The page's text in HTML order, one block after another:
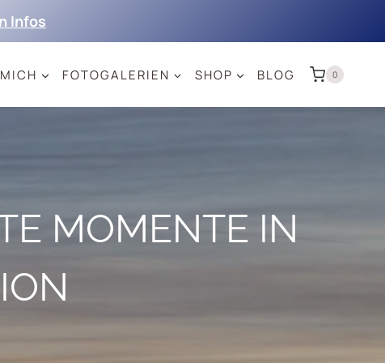
Infos
FOTOGALERIEN SHOP BLOG 0
MOMENTE IN